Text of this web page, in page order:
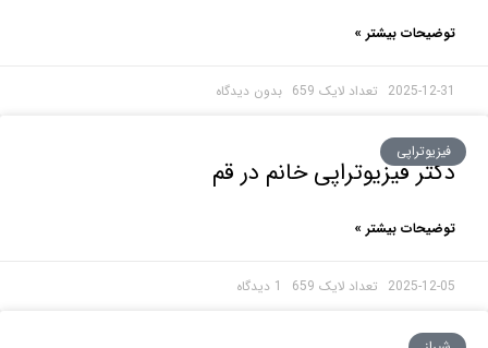
بیشتر »
2025- بدون دیدگاه
فیزیوتراپی خانم در قم
بیشتر »
2025- 1 دیدگاه